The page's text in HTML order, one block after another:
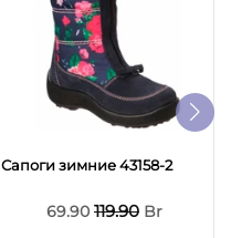
Сапоги зимние 43158-2
69.90 119.90 Br